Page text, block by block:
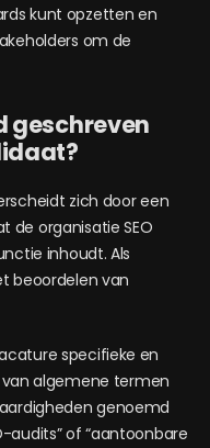
kunt opzetten en
om de
geschreven
zich door een
de organisatie SEO
inhoudt. Als
beoordelen van
specifieke en
algemene termen
genoemd
audits” of “aantoonbare